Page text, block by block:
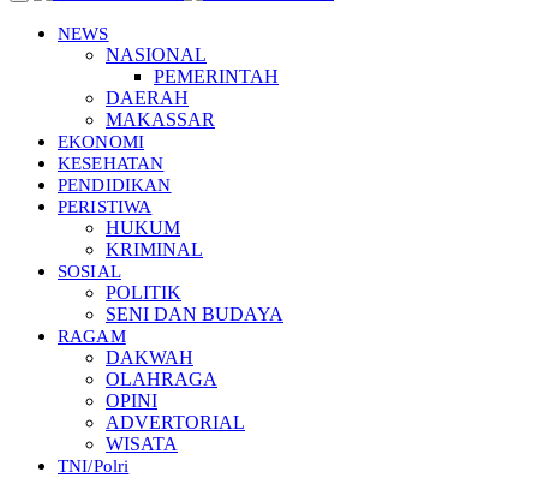
NEWS
NASIONAL
PEMERINTAH
DAERAH
MAKASSAR
EKONOMI
KESEHATAN
PENDIDIKAN
PERISTIWA
HUKUM
KRIMINAL
SOSIAL
POLITIK
SENI DAN BUDAYA
RAGAM
DAKWAH
OLAHRAGA
OPINI
ADVERTORIAL
WISATA
TNI/Polri